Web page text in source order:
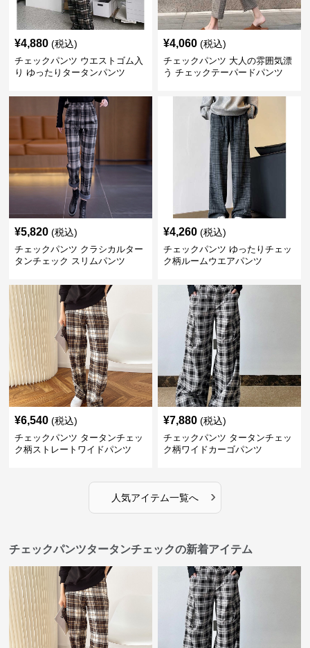
¥4,880 (税込)
チェックパンツ ウエストゴム入
り ゆったりタータンパンツ
¥4,060 (税込)
チェックパンツ 大人の雰囲気漂
う チェックテーパードパンツ
¥5,820 (税込)
チェックパンツ クラシカルター
タンチェック スリムパンツ
¥4,260 (税込)
チェックパンツ ゆったりチェッ
ク柄ルームウエアパンツ
¥6,540 (税込)
チェックパンツ タータンチェッ
ク柄ストレートワイドパンツ
¥7,880 (税込)
チェックパンツ タータンチェッ
ク柄ワイドカーゴパンツ
人気アイテム一覧へ ›
チェックパンツタータンチェックの新着アイテム